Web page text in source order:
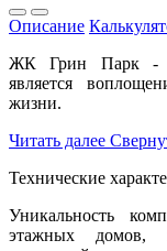
Описание
ЖК Грин Парк -
является
жизни.
Читать далее
Технические
Уникальность
этажных домов,